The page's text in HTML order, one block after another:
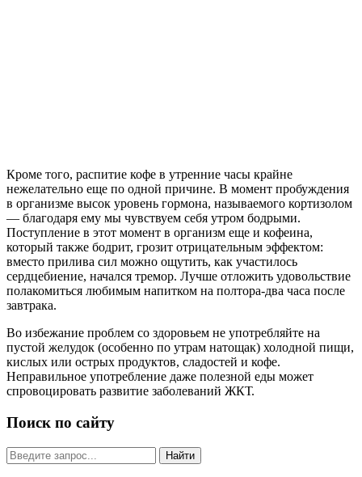
Кроме того, распитие кофе в утренние часы крайне
нежелательно еще по одной причине. В момент пробуждения
в организме высок уровень гормона, называемого кортизолом
— благодаря ему мы чувствуем себя утром бодрыми.
Поступление в этот момент в организм еще и кофеина,
который также бодрит, грозит отрицательным эффектом:
вместо прилива сил можно ощутить, как участилось
сердцебиение, начался тремор. Лучше отложить удовольствие
полакомиться любимым напитком на полтора-два часа после
завтрака.
Во избежание проблем со здоровьем не употребляйте на
пустой желудок (особенно по утрам натощак) холодной пищи,
кислых или острых продуктов, сладостей и кофе.
Неправильное употребление даже полезной еды может
спровоцировать развитие заболеваний ЖКТ.
Поиск по сайту
Найти